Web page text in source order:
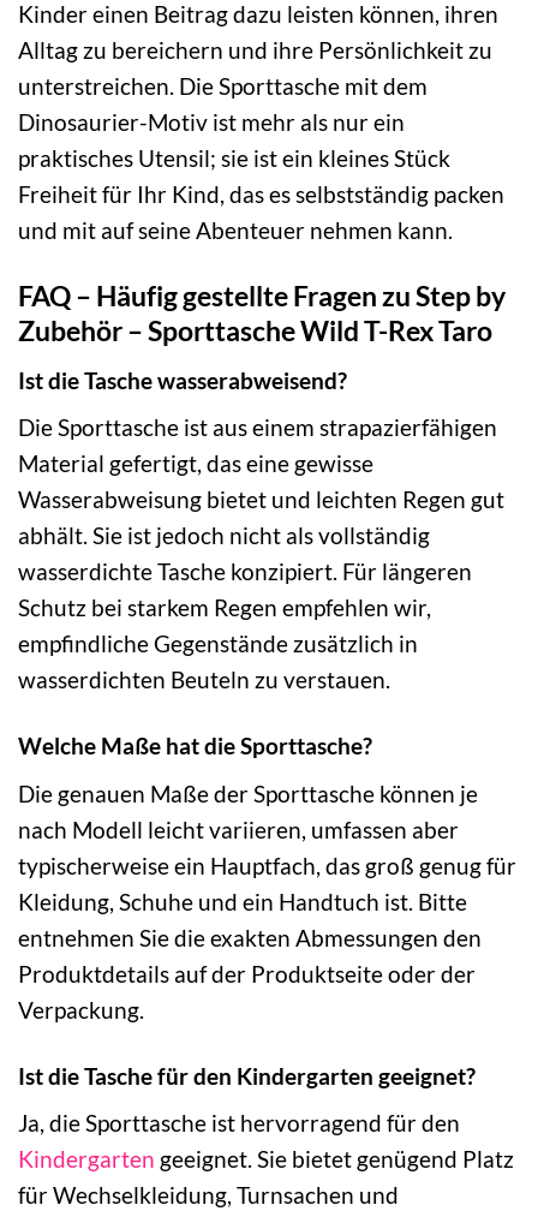
Kinder einen Beitrag dazu leisten können, ihren
Alltag zu bereichern und ihre Persönlichkeit zu
unterstreichen. Die Sporttasche mit dem
Dinosaurier-Motiv ist mehr als nur ein
praktisches Utensil; sie ist ein kleines Stück
Freiheit für Ihr Kind, das es selbstständig packen
und mit auf seine Abenteuer nehmen kann.
FAQ – Häufig gestellte Fragen zu Step by
Zubehör – Sporttasche Wild T-Rex Taro
Ist die Tasche wasserabweisend?
Die Sporttasche ist aus einem strapazierfähigen
Material gefertigt, das eine gewisse
Wasserabweisung bietet und leichten Regen gut
abhält. Sie ist jedoch nicht als vollständig
wasserdichte Tasche konzipiert. Für längeren
Schutz bei starkem Regen empfehlen wir,
empfindliche Gegenstände zusätzlich in
wasserdichten Beuteln zu verstauen.
Welche Maße hat die Sporttasche?
Die genauen Maße der Sporttasche können je
nach Modell leicht variieren, umfassen aber
typischerweise ein Hauptfach, das groß genug für
Kleidung, Schuhe und ein Handtuch ist. Bitte
entnehmen Sie die exakten Abmessungen den
Produktdetails auf der Produktseite oder der
Verpackung.
Ist die Tasche für den Kindergarten geeignet?
Ja, die Sporttasche ist hervorragend für den
Kindergarten geeignet. Sie bietet genügend Platz
für Wechselkleidung, Turnsachen und